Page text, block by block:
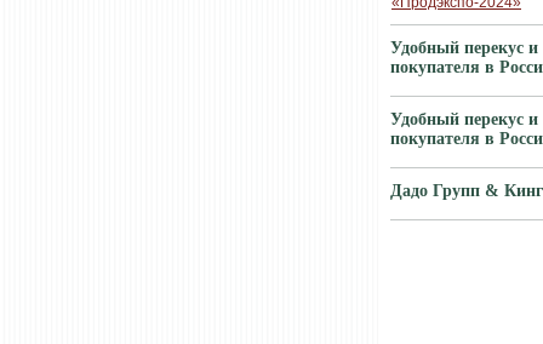
Удобный перекус
покупателя в
Удобный перекус
покупателя в
Дадо Групп &